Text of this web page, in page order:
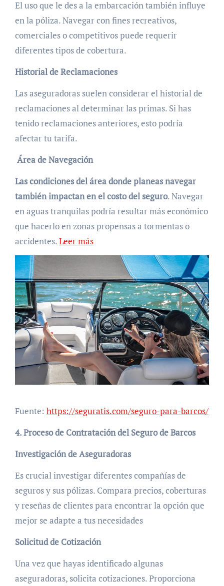
El uso que le des a la embarcación también influye
en la póliza. Navegar con fines recreativos,
comerciales o competitivos puede requerir
diferentes tipos de cobertura.
Historial de Reclamaciones
Las aseguradoras suelen considerar el historial de
reclamaciones al determinar las primas. Si has
tenido reclamaciones anteriores, esto podría
afectar tu tarifa.
Área de Navegación
Las condiciones del área donde planeas navegar
también impactan en el costo del seguro. Navegar
en aguas tranquilas podría resultar más económico
que hacerlo en zonas propensas a tormentas o
accidentes.Leer más
Fuente: https://seguratis.com/seguro-para-barcos/
4. Proceso de Contratación del Seguro de Barcos
Investigación de Aseguradoras
Es crucial investigar diferentes compañías de
seguros y sus pólizas. Compara precios, coberturas
y reseñas de clientes para encontrar la opción que
mejor se adapte a tus necesidades
Solicitud de Cotización
Una vez que hayas identificado algunas
aseguradoras, solicita cotizaciones. Proporciona